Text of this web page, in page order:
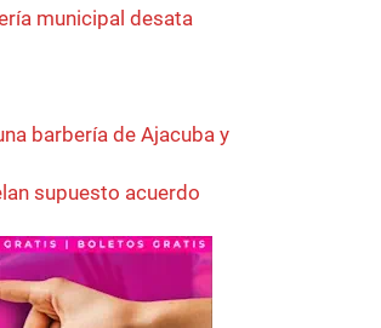
municipal desata
barbería de Ajacuba y
supuesto acuerdo